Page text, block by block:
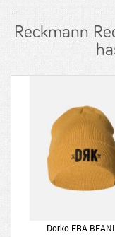
Reckmann
Dorko ERA